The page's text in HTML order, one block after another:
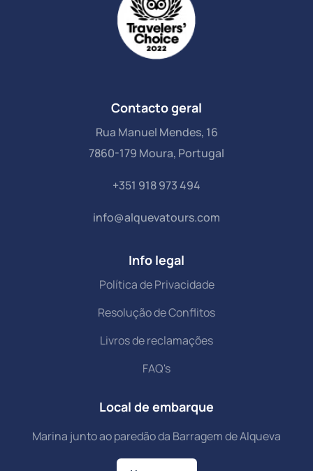
Contacto geral
Rua Manuel Mendes, 16
7860-179 Moura, Portugal
+351 918 973 494
info@alquevatours.com
Info legal
Política de Privacidade
Resolução de Conflitos
Livros de reclamações
FAQ's
Local de embarque
Marina junto ao paredão da Barragem de Alqueva